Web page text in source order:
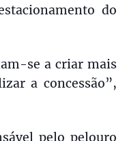
do
se a criar mais
a concessão”,
pelo pelouro